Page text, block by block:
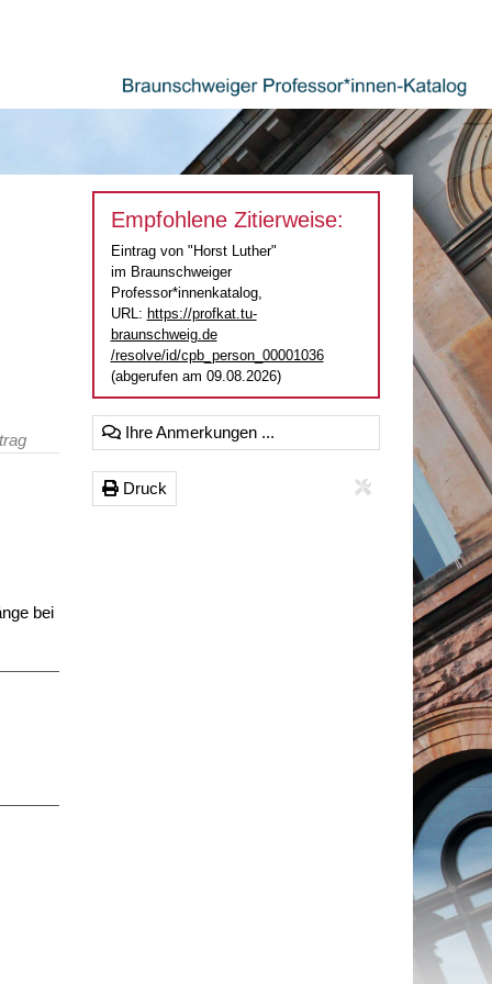
bei
Empfohlene Zitierweise:
Eintrag von "Horst Luther"
im Braunschweiger
Professor*innenkatalog,
URL: https://profkat.tu-
braunschweig.de
/resolve/id/cpb_person_00001036
(abgerufen am 09.08.2026)
Ihre Anmerkungen ...
Druck